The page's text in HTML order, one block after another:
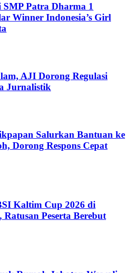
Patra Dharma 1
Winner Indonesia’s Girl
AJI Dorong Regulasi
Jurnalistik
Salurkan Bantuan ke
Dorong Respons Cepat
Kaltim Cup 2026 di
Peserta Berebut